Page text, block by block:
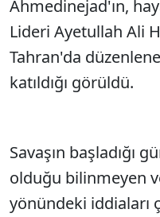
Ahmedinejad'ın,
Lideri Ayetullah Ali
Tahran'da
katıldığı görüldü.
Savaşın başladığı
olduğu bilinmeyen
yönündeki iddiaları